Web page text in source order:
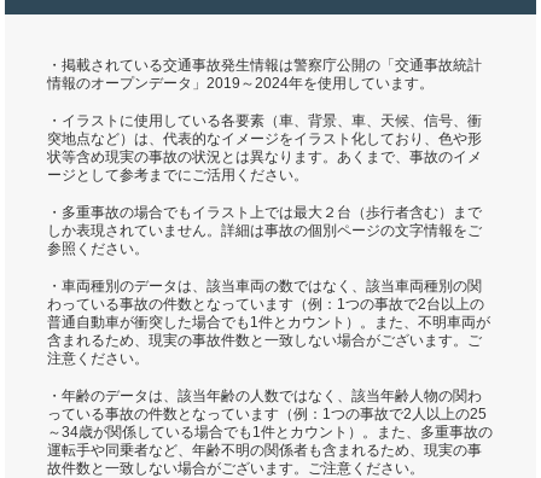
・掲載されている交通事故発生情報は警察庁公開の「交通事故統計
情報のオープンデータ」2019～2024年を使用しています。
・イラストに使用している各要素（車、背景、車、天候、信号、衝
突地点など）は、代表的なイメージをイラスト化しており、色や形
状等含め現実の事故の状況とは異なります。あくまで、事故のイメ
ージとして参考までにご活用ください。
・多重事故の場合でもイラスト上では最大２台（歩行者含む）まで
しか表現されていません。詳細は事故の個別ページの文字情報をご
参照ください。
・車両種別のデータは、該当車両の数ではなく、該当車両種別の関
わっている事故の件数となっています（例：1つの事故で2台以上の
普通自動車が衝突した場合でも1件とカウント）。また、不明車両が
含まれるため、現実の事故件数と一致しない場合がございます。ご
注意ください。
・年齢のデータは、該当年齢の人数ではなく、該当年齢人物の関わ
っている事故の件数となっています（例：1つの事故で2人以上の25
～34歳が関係している場合でも1件とカウント）。また、多重事故の
運転手や同乗者など、年齢不明の関係者も含まれるため、現実の事
故件数と一致しない場合がございます。ご注意ください。